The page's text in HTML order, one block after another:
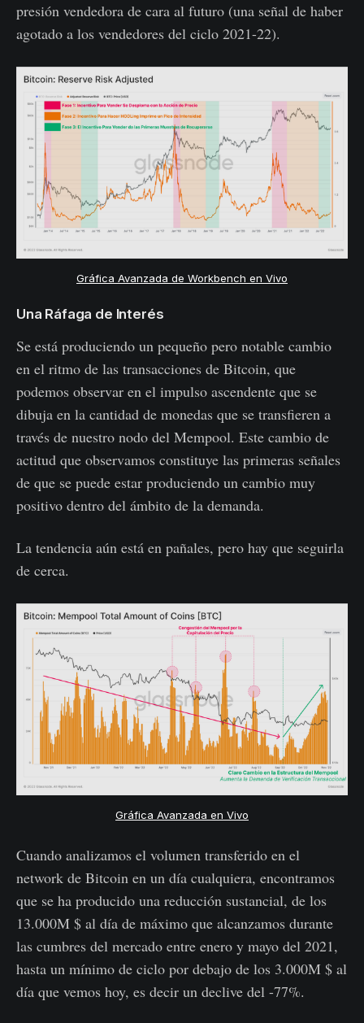
presión vendedora de cara al futuro (una señal de haber
agotado a los vendedores del ciclo 2021-22).
Gráfica Avanzada de Workbench en Vivo
Una Ráfaga de Interés
Se está produciendo un pequeño pero notable cambio
en el ritmo de las transacciones de Bitcoin, que
podemos observar en el impulso ascendente que se
dibuja en la cantidad de monedas que se transfieren a
través de nuestro nodo del Mempool. Este cambio de
actitud que observamos constituye las primeras señales
de que se puede estar produciendo un cambio muy
positivo dentro del ámbito de la demanda.
La tendencia aún está en pañales, pero hay que seguirla
de cerca.
Gráfica Avanzada en Vivo
Cuando analizamos el volumen transferido en el
network de Bitcoin en un día cualquiera, encontramos
que se ha producido una reducción sustancial, de los
13.000M $ al día de máximo que alcanzamos durante
las cumbres del mercado entre enero y mayo del 2021,
hasta un mínimo de ciclo por debajo de los 3.000M $ al
día que vemos hoy, es decir un declive del -77%.